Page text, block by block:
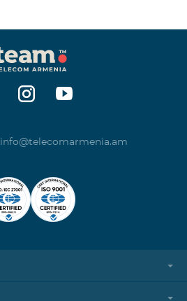
ПОКУПКИ 41,200 драмов ОРГАНИЗАТОР
info@telecomarmenia.am